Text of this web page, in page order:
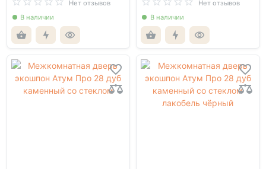
Нет отзывов
В наличии
Нет отзывов
В наличии